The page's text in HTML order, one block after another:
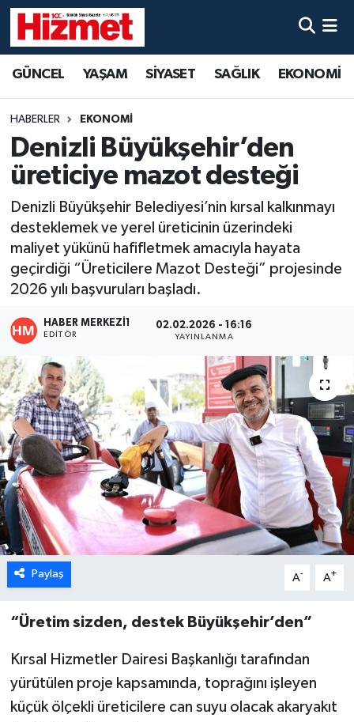
GÜNCEL YAŞAM SİYASET SAĞLIK EKONOMİ
HABERLER EKONOMİ
Denizli Büyükşehir’den
üreticiye mazot desteği
Denizli Büyükşehir Belediyesi’nin kırsal kalkınmayı
desteklemek ve yerel üreticinin üzerindeki
maliyet yükünü hafifletmek amacıyla hayata
geçirdiği “Üreticilere Mazot Desteği” projesinde
2026 yılı başvuruları başladı.
HABER MERKEZI1
EDITÖR
02.02.2026 - 16:16
YAYINLANMA
Paylaş A- A+
“Üretim sizden, destek Büyükşehir’den”
Kırsal Hizmetler Dairesi Başkanlığı tarafından
yürütülen proje kapsamında, toprağını işleyen
küçük ölçekli üreticilere can suyu olacak akaryakıt
YAŞAM
SİYASET
SAĞLIK
EKONOMİ
KÜLTÜR SANAT
SPOR
ÖZEL HABER
DTO
RESMİ REKLAM
Denizli Hava Durumu
Denizli Trafik Yoğunluk Haritası
Süper Lig Puan Durumu ve Fikstür
Tüm Manşetler
Son Dakika Haberleri
Haber Arşivi